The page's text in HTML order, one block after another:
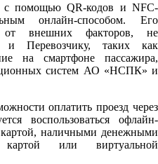
с помощью QR-кодов и NFC-
онлайн-способом. Его
от внешних факторов, не
Перевозчику, таких как
на смартфоне пассажира,
систем АО «НСПК» и
оплатить проезд через
воспользоваться офлайн-
наличными денежными
картой или виртуальной